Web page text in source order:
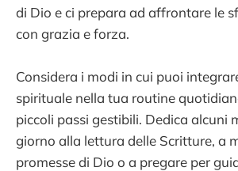
di Dio e ci prepara ad affrontare le
con grazia e forza.
Considera i modi in cui puoi
spirituale nella tua routine
piccoli passi gestibili. Dedica alcuni
giorno alla lettura delle Scritture, a
promesse di Dio o a pregare per